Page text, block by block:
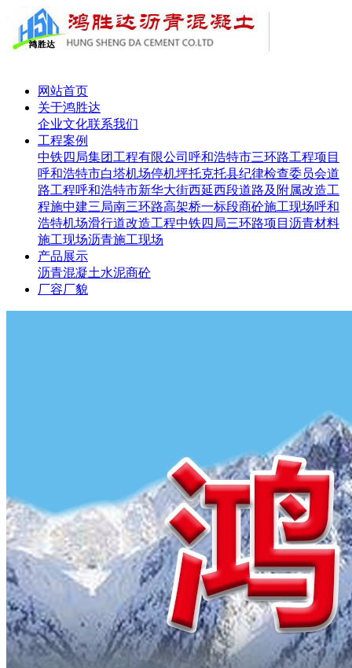
网站首页
关于鸿胜达
企业文化联系我们
工程案例
中铁四局集团工程有限公司呼和浩特市三环路工程项目
呼和浩特市白塔机场停机坪托克托县纪律检查委员会道
路工程呼和浩特市新华大街西延西段道路及附属改造工
程施中建三局南三环路高架桥一标段商砼施工现场呼和
浩特机场滑行道改造工程中铁四局三环路项目 沥青材料
施工现场沥青施工现场
产品展示
沥青混凝土水泥商砼
厂容厂貌